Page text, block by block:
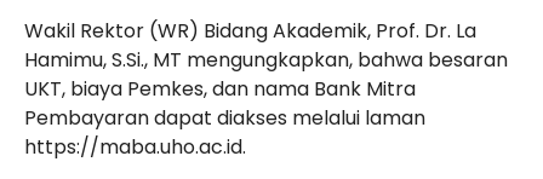
Wakil Rektor (WR) Bidang Akademik, Prof. Dr. La
Hamimu, S.Si., MT mengungkapkan, bahwa besaran
UKT, biaya Pemkes, dan nama Bank Mitra
Pembayaran dapat diakses melalui laman
https://maba.uho.ac.id.